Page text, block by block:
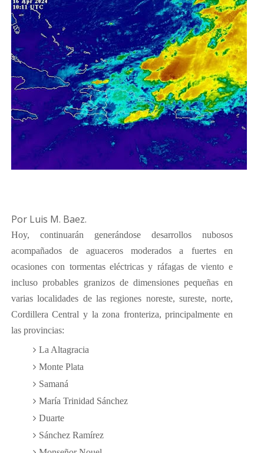
Por Luis M. Baez.
Hoy, continuarán generándose desarrollos nubosos
acompañados de aguaceros moderados a fuertes en
ocasiones con tormentas eléctricas y ráfagas de viento e
incluso probables granizos de dimensiones pequeñas en
varias localidades de las regiones noreste, sureste, norte,
Cordillera Central y la zona fronteriza, principalmente en
las provincias:
La Altagracia
Monte Plata
Samaná
María Trinidad Sánchez
Duarte
Sánchez Ramírez